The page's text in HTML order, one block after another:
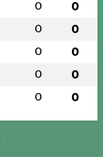
0 0
0 0
0 0
0 0
0 0